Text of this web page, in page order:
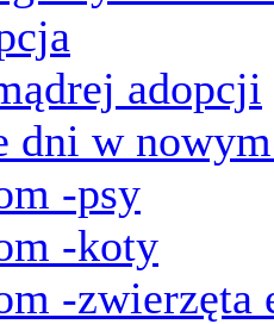
adopcji
dni w
-psy
-koty
-zwierzęta